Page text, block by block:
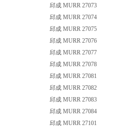
邱成 MURR 27073
邱成 MURR 27074
邱成 MURR 27075
邱成 MURR 27076
邱成 MURR 27077
邱成 MURR 27078
邱成 MURR 27081
邱成 MURR 27082
邱成 MURR 27083
邱成 MURR 27084
邱成 MURR 27101